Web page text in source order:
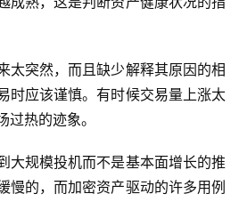
太突然，而且缺少解释其原因的相
时应该谨慎。有时候交易量上涨太
热的迹象。
大规模投机而不是基本面增长的推
慢的，而加密资产驱动的许多用例